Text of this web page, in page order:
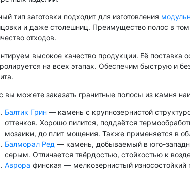
тип заготовки подходит для изготовления
и даже столешниц. Преимущество полос в
отходов.
высокое качество продукции. Её поставка
на всех этапах. Обеспечим быструю и
вы можете заказать гранитные полосы из камня
Балтик Грин — камень с крупнозернистой
оттенков. Хорошо пилится, поддаётся
мозаики, до плит мощения. Также применяется в
Балморал Ред — камень, добываемый в юго-
серым. Отличается твёрдостью, стойкостью к
Аврора финская — мелкозернистый